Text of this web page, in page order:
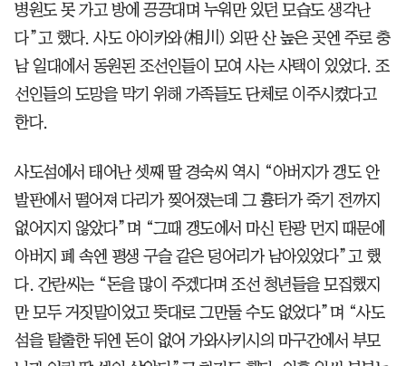
병원도 못 가고 방에 끙끙대며 누워만 있던 모습도 생각난
다”고 했다. 사도 아이카와(相川) 외딴 산 높은 곳엔 주로 충
남 일대에서 동원된 조선인들이 모여 사는 사택이 있었다. 조
선인들의 도망을 막기 위해 가족들도 단체로 이주시켰다고
한다.
사도섬에서 태어난 셋째 딸 경숙씨 역시 “아버지가 갱도 안
발판에서 떨어져 다리가 찢어졌는데 그 흉터가 죽기 전까지
없어지지 않았다”며 “그때 갱도에서 마신 탄광 먼지 때문에
아버지 폐 속엔 평생 구슬 같은 덩어리가 남아있었다”고 했
다. 간란씨는 “돈을 많이 주겠다며 조선 청년들을 모집했지
만 모두 거짓말이었고 뜻대로 그만둘 수도 없었다”며 “사도
섬을 탈출한 뒤엔 돈이 없어 가와사키시의 마구간에서 부모